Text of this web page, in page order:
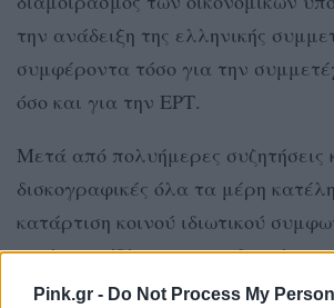
Pink.gr - Do Not Process My
την ανάδειξη της ελληνικής
συμφέροντα τόσο για την
όσο και για την ΕΡΤ.
Μετά από πολυήμερες συζητήσεις
δισκογραφικές όλα τα μέρη
κατάρτιση κοινού ιδιωτικού
οποίο προέβλεπε τη
αισθητικής της ελληνικής